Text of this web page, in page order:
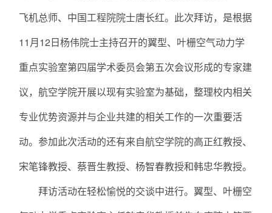
飞机总师、中国工程院院士唐长红。此次拜访，是根据
11月12日杨伟院士主持召开的翼型、叶栅空气动力学
重点实验室第四届学术委员会第五次会议形成的专家建
议，航空学院开展以现有实验室为基础，整理校内相关
专业优势资源并与企业共建的相关工作的一次重要活
动。参加此次活动的还有来自航空学院的高正红教授、
宋笔锋教授、蔡晋生教授、杨智春教授和韩忠华教授。
拜访活动在轻松愉悦的交谈中进行。翼型、叶栅空